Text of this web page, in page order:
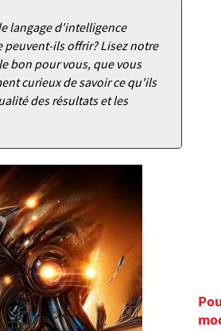
langage d'intelligence
ils offrir? Lisez notre
bon pour vous, que vous
curieux de savoir ce qu'ils
des résultats et les